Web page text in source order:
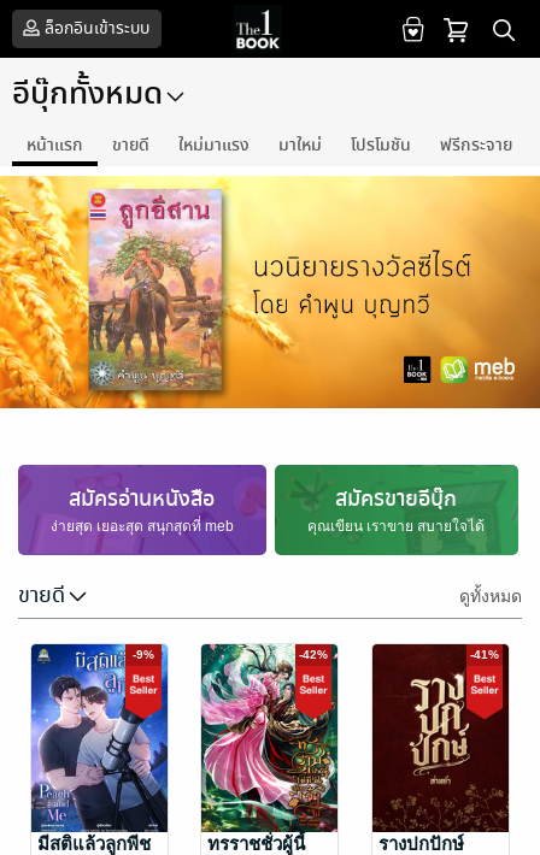
ล็อกอินเข้าระบบ
อีบุ๊กทั้งหมด
หน้าแรก ขายดี ใหม่มาแรง มาใหม่ โปรโมชัน ฟรีกระจาย
สมัครอ่านหนังสือ
ง่ายสุด เยอะสุด สนุกสุดที่ meb
สมัครขายอีบุ๊ก
คุณเขียน เราขาย สบายใจได้
ขายดี ดูทั้งหมด
-9%
มีสติแล้วลูกพีช
-42%
ทรราชชั่วผู้นี้
-41%
รางปกปักษ์